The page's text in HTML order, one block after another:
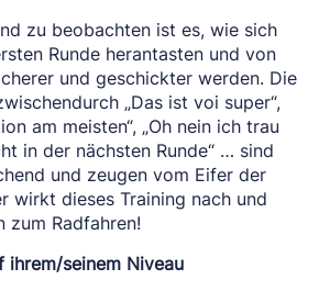
zu beobachten ist es, wie sich
Runde herantasten und von
und geschickter werden. Die
„Das ist voi super“,
am meisten“, „Oh nein ich trau
in der nächsten Runde“ … sind
und zeugen vom Eifer der
wirkt dieses Training nach und
Radfahren!
ihrem/seinem Niveau